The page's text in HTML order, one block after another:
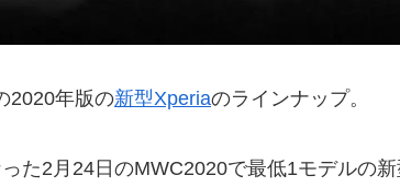
2020年版の新型Xperiaのラインナップ。
た2月24日のMWC2020で最低1モデルの